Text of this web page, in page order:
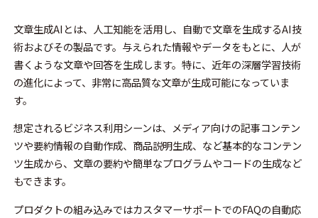
文章生成AIとは、人工知能を活用し、自動で文章を生成するAI技
術およびその製品です。与えられた情報やデータをもとに、人が
書くような文章や回答を生成します。特に、近年の深層学習技術
の進化によって、非常に高品質な文章が生成可能になっていま
す。
想定されるビジネス利用シーンは、メディア向けの記事コンテン
ツや要約情報の自動作成、商品説明生成、など基本的なコンテン
ツ生成から、文章の要約や簡単なプログラムやコードの生成など
もできます。
プロダクトの組み込みではカスタマーサポートでのFAQの自動応